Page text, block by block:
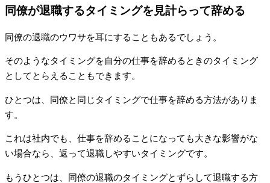
同僚が退職するタイミングを見計らって辞める
同僚の退職のウワサを耳にすることもあるでしょう。
そのようなタイミングを自分の仕事を辞めるときのタイミング
としてとらえることもできます。
ひとつは、同僚と同じタイミングで仕事を辞める方法がありま
す。
これは社内でも、仕事を辞めることになっても大きな影響がな
い場合なら、返って退職しやすいタイミングです。
もうひとつは、同僚の退職のタイミングとずらして退職する方